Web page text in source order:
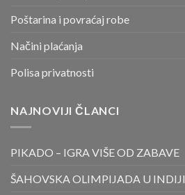
Poštarina i povraćaj robe
Načini plaćanja
Polisa privatnosti
NAJNOVIJI ČLANCI
PIKADO – IGRA VIŠE OD ZABAVE
ŠAHOVSKA OLIMPIJADA U INDIJI